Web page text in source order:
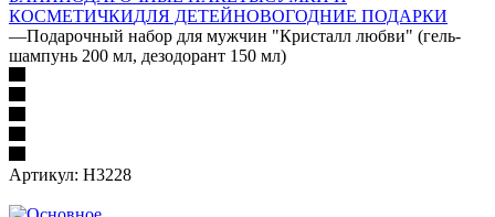
КОСМЕТИЧКИДЛЯ ДЕТЕЙНОВОГОДНИЕ ПОДАРКИ
—Подарочный набор для мужчин "Кристалл любви" (гель-
шампунь 200 мл, дезодорант 150 мл)
Артикул: Н3228